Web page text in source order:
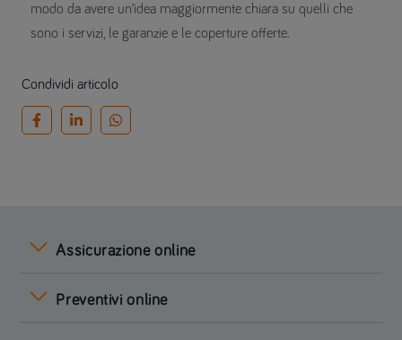
modo da avere un’idea maggiormente chiara su quelli che
sono i servizi, le garanzie e le coperture offerte.
Condividi articolo
Assicurazione online
Preventivi online